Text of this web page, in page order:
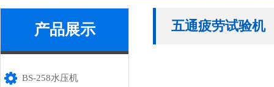
产品展示
BS-258水压机
五通疲劳试验机